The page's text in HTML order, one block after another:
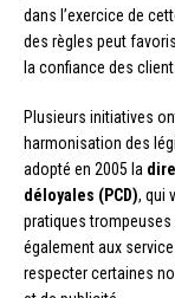
dans l’exercice de
des règles peut
la confiance des
Plusieurs initiatives
harmonisation des
adopté en 2005 la
déloyales (PCD), qui
pratiques trompeuses
également aux
respecter certaines